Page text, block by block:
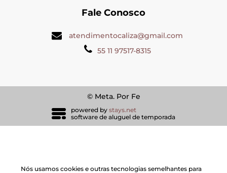
Fale Conosco
atendimentocaliza@gmail.com
55 11 97517-8315
© Meta. Por Fe
powered by stays.net
software de aluguel de temporada
Nós usamos cookies e outras tecnologias semelhantes para